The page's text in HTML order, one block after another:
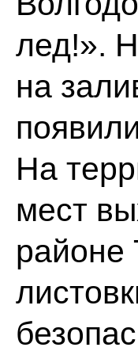
лед!».
на
На
мест